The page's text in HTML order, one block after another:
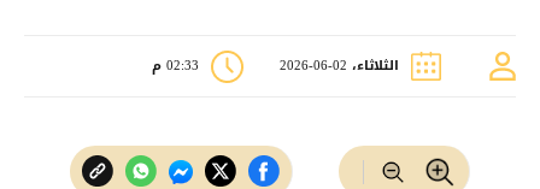
الثلاثاء، 02-06-2026 02:33 م